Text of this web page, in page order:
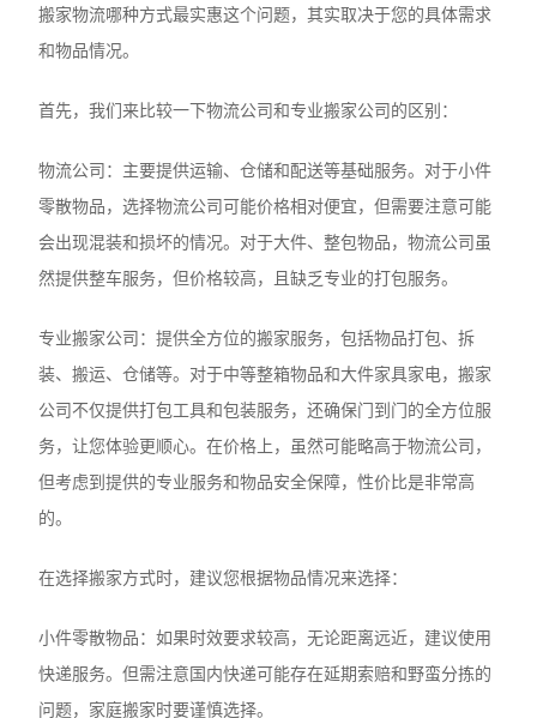
搬家物流哪种方式最实惠这个问题，其实取决于您的具体需求
和物品情况。
首先，我们来比较一下物流公司和专业搬家公司的区别：
‌物流公司：主要提供运输、仓储和配送等基础服务。对于小件
零散物品，选择物流公司可能价格相对便宜，但需要注意可能
会出现混装和损坏的情况。对于大件、整包物品，物流公司虽
然提供整车服务，但价格较高，且缺乏专业的打包服务。
‌专业搬家公司‌：提供全方位的搬家服务，包括物品打包、拆
装、搬运、仓储等。对于中等整箱物品和大件家具家电，搬家
公司不仅提供打包工具和包装服务，还确保门到门的全方位服
务，让您体验更顺心。在价格上，虽然可能略高于物流公司，
但考虑到提供的专业服务和物品安全保障，性价比是非常高
的。
在选择搬家方式时，建议您根据物品情况来选择：
‌小件零散物品‌：如果时效要求较高，无论距离远近，建议使用
快递服务。但需注意国内快递可能存在延期索赔和野蛮分拣的
问题，家庭搬家时要谨慎选择。